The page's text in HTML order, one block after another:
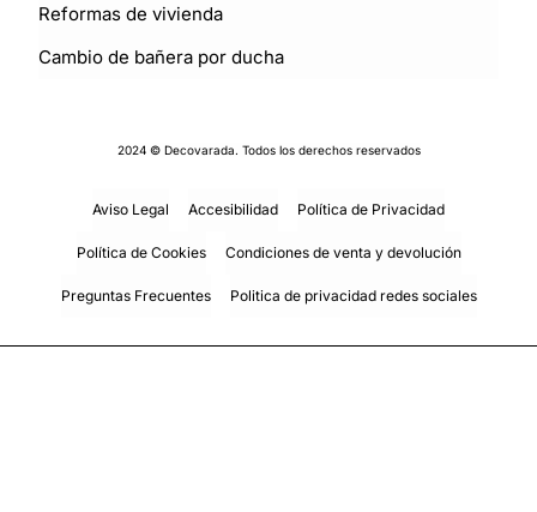
Reformas de vivienda
Cambio de bañera por ducha
Aviso Legal Accesibilidad Política de Privacidad
Política de Cookies Condiciones de venta y devolución
Preguntas Frecuentes Politica de privacidad redes sociales
2024 © Decovarada. Todos los derechos reservados